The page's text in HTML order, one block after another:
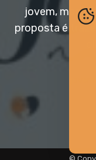
jovem, mas
proposta é